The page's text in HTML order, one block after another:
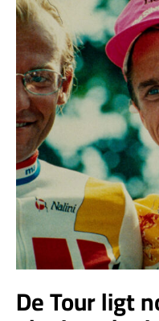
De Tour ligt